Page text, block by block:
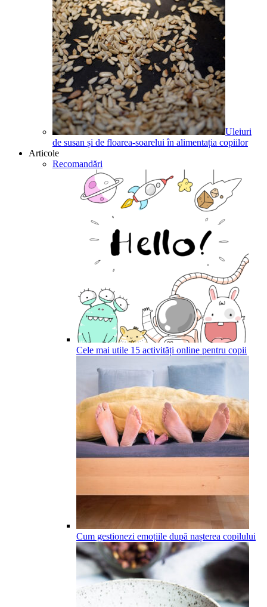
Uleiuri
de susan și de floarea-soarelui în alimentația copiilor
Articole
Recomandări
Cele mai utile 15 activități online pentru copii
Cum gestionezi emoțiile după nașterea copilului